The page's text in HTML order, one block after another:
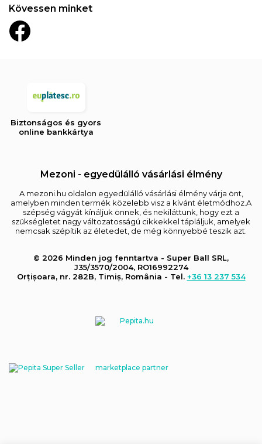
Kövessen minket
Biztonságos és gyors
online bankkártya
Mezoni - egyedülálló vásárlási élmény
A mezoni.hu oldalon egyedülálló vásárlási élmény várja önt,
amelyben minden termék közelebb visz a kívánt életmódhoz.A
szépség vágyát kínáljuk önnek, és nekiláttunk, hogy ezt a
szükségletet nagy változatosságú cikkekkel tápláljuk, amelyek
nemcsak szépítik az életedet, de még könnyebbé teszik azt.
© 2026 Minden jog fenntartva - Super Ball SRL,
J35/3570/2004, RO16992274
Orțișoara, nr. 282B, Timiș, România - Tel. +36 13 237 534
marketplace partner